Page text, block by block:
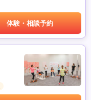
体験・相談予約